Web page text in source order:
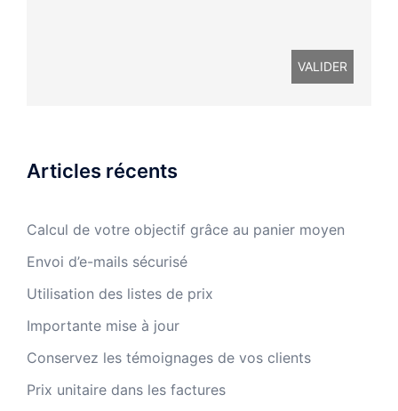
Articles récents
Calcul de votre objectif grâce au panier moyen
Envoi d’e-mails sécurisé
Utilisation des listes de prix
Importante mise à jour
Conservez les témoignages de vos clients
Prix unitaire dans les factures